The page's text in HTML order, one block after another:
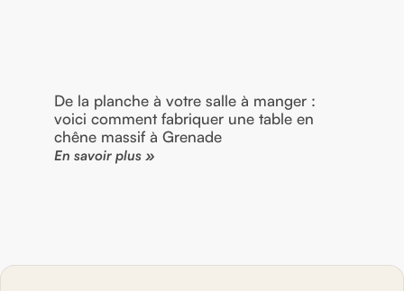
De la planche à votre salle à manger :
voici comment fabriquer une table en
chêne massif à Grenade
En savoir plus »